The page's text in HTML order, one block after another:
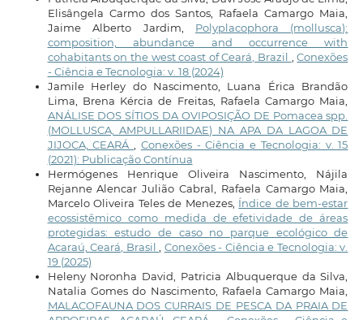
Elisângela Carmo dos Santos, Rafaela Camargo Maia,
Jaime Alberto Jardim, Polyplacophora (mollusca):
composition, abundance and occurrence with
cohabitants on the west coast of Ceará, Brazil
,Conexões
- Ciência e Tecnologia: v. 18 (2024)
Jamile Herley do Nascimento, Luana Érica Brandão
Lima, Brena Kércia de Freitas, Rafaela Camargo Maia,
ANÁLISE DOS SÍTIOS DA OVIPOSIÇÃO DE Pomacea spp.
(MOLLUSCA, AMPULLARIIDAE) NA APA DA LAGOA DE
JIJOCA, CEARÁ
Conexões - Ciência e Tecnologia: v. 15
(2021): Publicação Contínua
Hermógenes Henrique Oliveira Nascimento, Nájila
Rejanne Alencar Julião Cabral, Rafaela Camargo Maia,
Marcelo Oliveira Teles de Menezes, Índice de bem-estar
ecossistêmico como medida de efetividade de áreas
protegidas: estudo de caso no parque ecológico de
Acaraú, Ceará, Brasil
Conexões - Ciência e Tecnologia: v.
19 (2025)
Heleny Noronha David, Patricia Albuquerque da Silva,
Natalia Gomes do Nascimento, Rafaela Camargo Maia,
MALACOFAUNA DOS CURRAIS DE PESCA DA PRAIA DE